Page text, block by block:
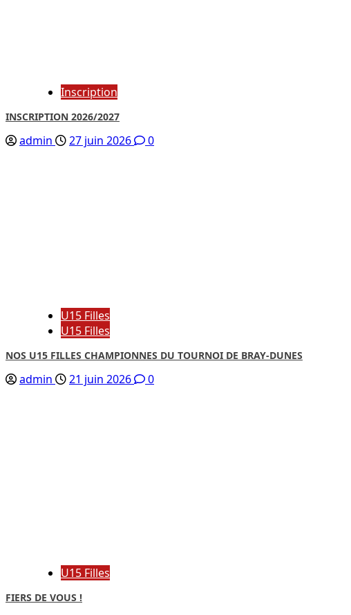
Inscription
INSCRIPTION 2026/2027
admin 27 juin 2026 0
U15 Filles
U15 Filles
NOS U15 FILLES CHAMPIONNES DU TOURNOI DE BRAY-DUNES
admin 21 juin 2026 0
U15 Filles
FIERS DE VOUS !